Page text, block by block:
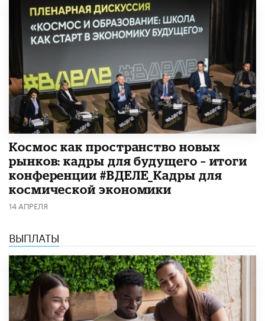
Космос как пространство новых
рынков: кадры для будущего – итоги
конференции #ВДЕЛЕ_Кадры для
космической экономики
14 АПРЕЛЯ
ВЫПЛАТЫ